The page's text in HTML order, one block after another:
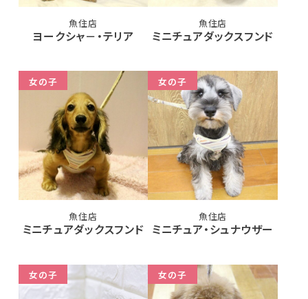
魚住店
ヨークシャ－・テリア
魚住店
ミニチュアダックスフンド
女の子
魚住店
ミニチュアダックスフンド
女の子
魚住店
ミニチュア・シュナウザー
女の子 女の子